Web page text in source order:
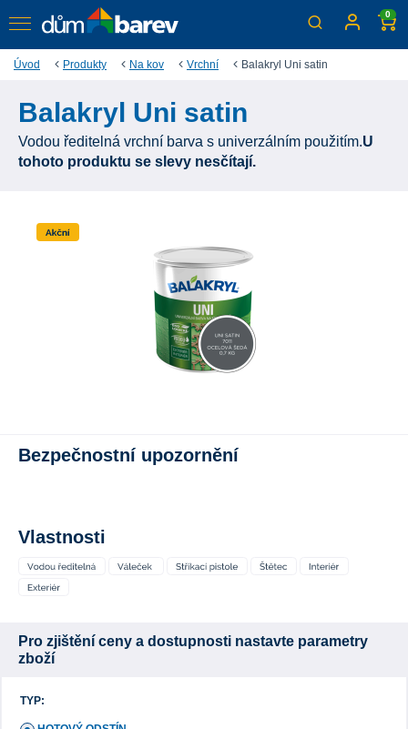
0
Úvod Produkty Na kov Vrchní Balakryl Uni satin
Balakryl Uni satin
Vodou ředitelná vrchní barva s univerzálním použitím.U
tohoto produktu se slevy nesčítají.
Bezpečnostní upozornění
Vlastnosti
Pro zjištění ceny a dostupnosti nastavte parametry
zboží
TYP: